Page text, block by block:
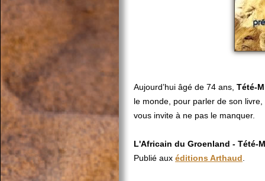
Aujourd’hui âgé de 74 ans, Tété-
le monde, pour parler de son
vous invite à ne pas le manquer.
L'Africain du Groenland - Tété-
Publié aux éditions Arthaud